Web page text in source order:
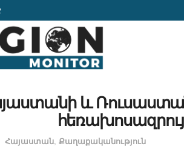
և
Հայաստան, Քաղաքականություն